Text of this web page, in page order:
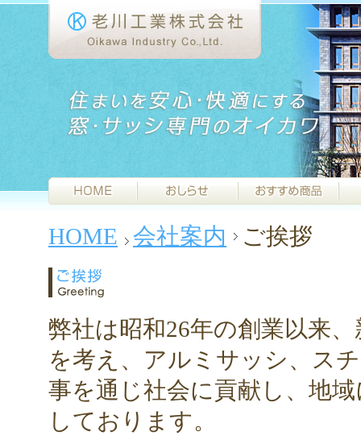
HOME 会社案内 ご挨拶
弊社は昭和26年の創業以来
を考え、アルミサッシ、ス
事を通じ社会に貢献し、地
しております。